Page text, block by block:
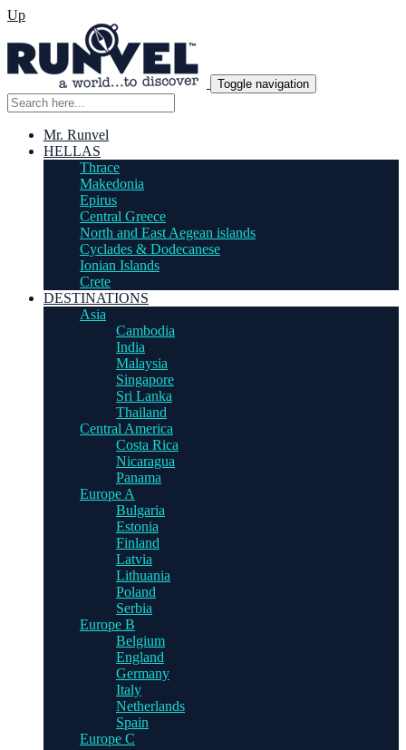
Up
Toggle navigation
Mr. Runvel
HELLAS
Thrace
Makedonia
Epirus
Central Greece
North and East Aegean islands
Cyclades & Dodecanese
Ionian Islands
Crete
DESTINATIONS
Asia
Cambodia
India
Malaysia
Singapore
Sri Lanka
Thailand
Central America
Costa Rica
Nicaragua
Panama
Europe A
Bulgaria
Estonia
Finland
Latvia
Lithuania
Poland
Serbia
Europe B
Belgium
England
Germany
Italy
Netherlands
Spain
Europe C